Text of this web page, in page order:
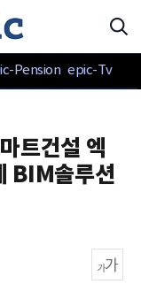
Pension epic-Tv
트건설 엑
BIM솔루션